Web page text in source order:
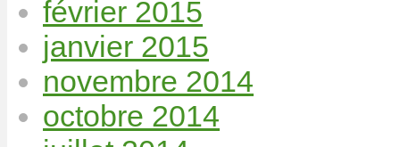
février 2015
janvier 2015
novembre 2014
octobre 2014